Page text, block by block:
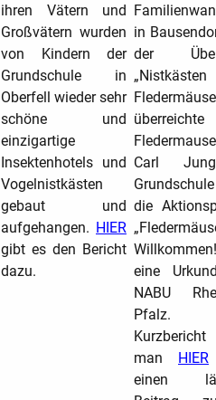
ihren Vätern und
Großvätern wurden
von Kindern der
Grundschule in
Oberfell wieder sehr
schöne und
einzigartige
Insektenhotels und
Vogelnistkästen
gebaut und
aufgehangen. HIER
gibt es den Bericht
dazu.
in
der
überreichte
Carl
die
eine
NABU
Pfalz.
man HIER
einen